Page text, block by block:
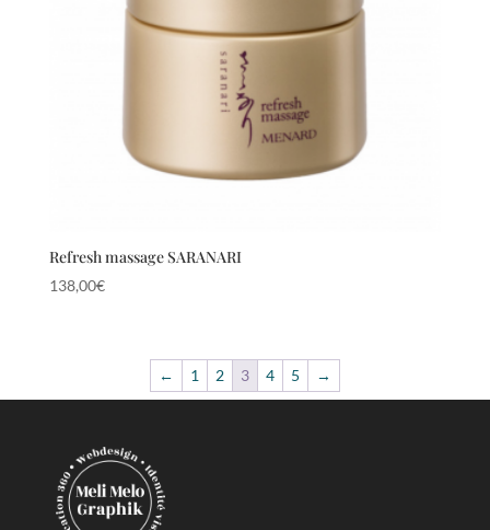
Refresh massage SARANARI
138,00€
← 1 2 3 4 5 →